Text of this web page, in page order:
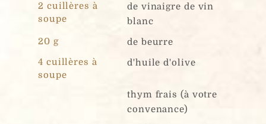
2 cuillères à
soupe
de vinaigre de vin
blanc
20 g
de beurre
4 cuillères à
soupe
d'huile d'olive
thym frais (à votre
convenance)